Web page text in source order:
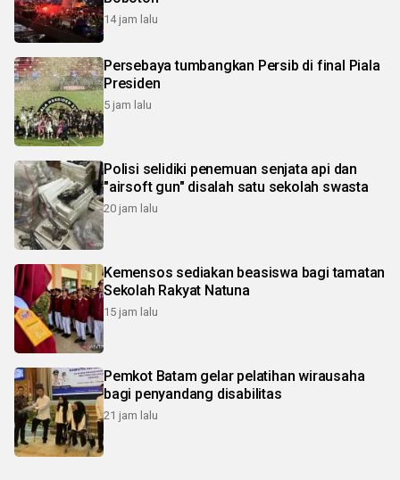
14 jam lalu
Persebaya tumbangkan Persib di final Piala
Presiden
5 jam lalu
Polisi selidiki penemuan senjata api dan
"airsoft gun" disalah satu sekolah swasta
20 jam lalu
Kemensos sediakan beasiswa bagi tamatan
Sekolah Rakyat Natuna
15 jam lalu
Pemkot Batam gelar pelatihan wirausaha
bagi penyandang disabilitas
21 jam lalu